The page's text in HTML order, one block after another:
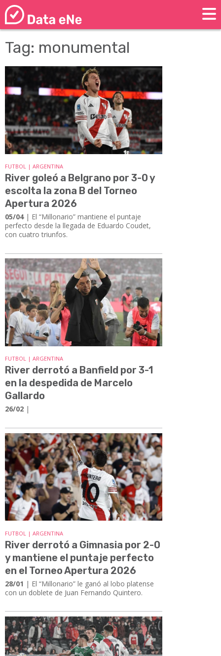
Tag: monumental
FUTBOL | ARGENTINA
River goleó a Belgrano por 3-0 y
escolta la zona B del Torneo
Apertura 2026
05/04| El “Millonario” mantiene el puntaje
perfecto desde la llegada de Eduardo Coudet,
con cuatro triunfos.
FUTBOL | ARGENTINA
River derrotó a Banfield por 3-1
en la despedida de Marcelo
Gallardo
26/02 |
FUTBOL | ARGENTINA
River derrotó a Gimnasia por 2-0
y mantiene el puntaje perfecto
en el Torneo Apertura 2026
28/01 | El “Millonario” le ganó al lobo platense
con un doblete de Juan Fernando Quintero.